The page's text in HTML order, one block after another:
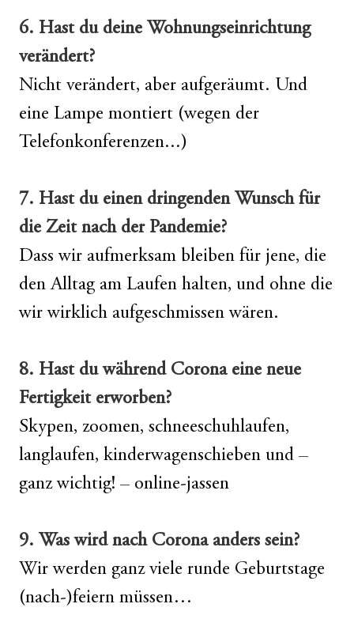
6. Hast du deine Wohnungseinrichtung
verändert?
Nicht verändert, aber aufgeräumt. Und
eine Lampe montiert (wegen der
Telefonkonferenzen...)
7. Hast du einen dringenden Wunsch für
die Zeit nach der Pandemie?
Dass wir aufmerksam bleiben für jene, die
den Alltag am Laufen halten, und ohne die
wir wirklich aufgeschmissen wären.
8. Hast du während Corona eine neue
Fertigkeit erworben?
Skypen, zoomen, schneeschuhlaufen,
langlaufen, kinderwagenschieben und –
ganz wichtig! – online-jassen
9. Was wird nach Corona anders sein?
Wir werden ganz viele runde Geburtstage
(nach-)feiern müssen…